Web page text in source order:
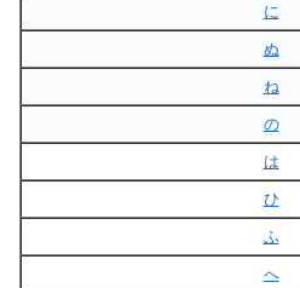
に
ぬ
ね
の
は
ひ
ふ
へ